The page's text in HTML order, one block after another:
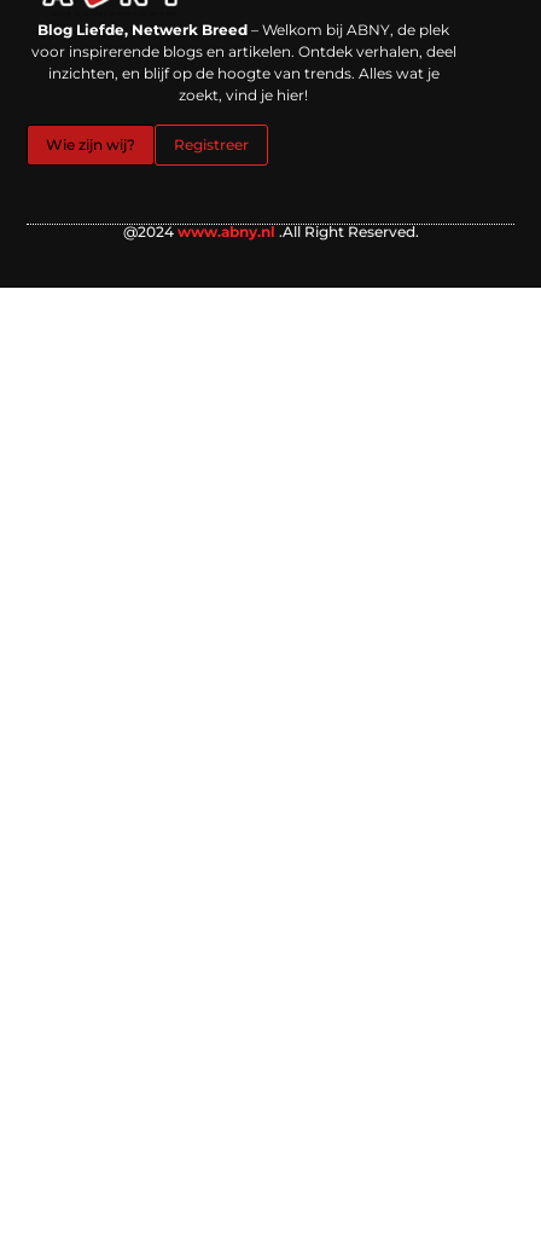
Blog Liefde, Netwerk Breed – Welkom bij ABNY, de plek
voor inspirerende blogs en artikelen. Ontdek verhalen, deel
inzichten, en blijf op de hoogte van trends. Alles wat je
zoekt, vind je hier!
Wie zijn wij? Registreer
@2024 www.abny.nl .All Right Reserved.